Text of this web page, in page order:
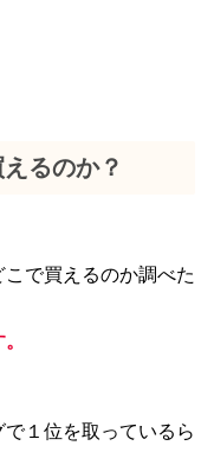
るのか？
こで買えるのか調べた
１位を取っているら